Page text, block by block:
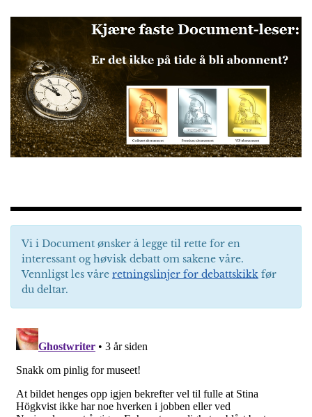
Vi i Document ønsker å legge til rette for en
interessant og høvisk debatt om sakene våre.
Vennligst les våre retningslinjer for debattskikk før
du deltar.